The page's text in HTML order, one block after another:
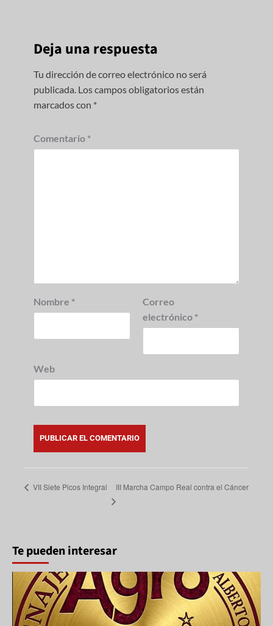
Deja una respuesta
Tu dirección de correo electrónico no será
publicada. Los campos obligatorios están
marcados con *
Comentario *
Nombre *
Correo
electrónico *
Web
VII Siete Picos Integral III Marcha Campo Real contra el Cáncer
Te pueden interesar